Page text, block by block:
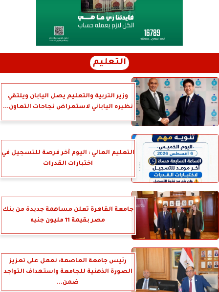
التعليم
وزير التربية والتعليم يصل اليابان ويلتقي
نظيره الياباني لاستعراض نجاحات التعاون...
التعليم العالي : اليوم آخر فرصة للتسجيل في
اختبارات القدرات
جامعة القاهرة تعلن مساهمة جديدة من بنك
مصر بقيمة 11 مليون جنيه
رئيس جامعة العاصمة: نعمل على تعزيز
الصورة الذهنية للجامعة واستهداف التواجد
ضمن...